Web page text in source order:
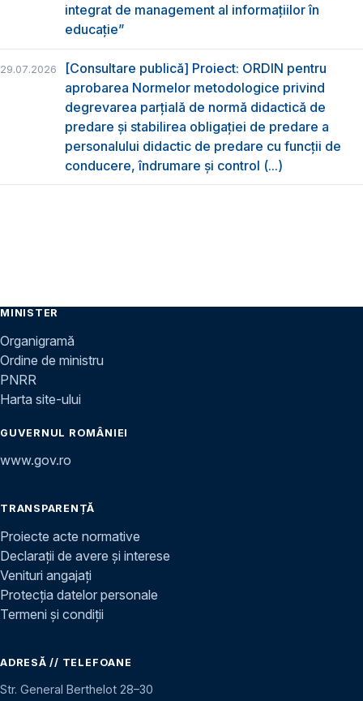
integrat de management al informațiilor în
educație”
29.07.2026
[Consultare publică] Proiect: ORDIN pentru
aprobarea Normelor metodologice privind
degrevarea parțială de normă didactică de
predare şi stabilirea obligaţiei de predare a
personalului didactic de predare cu funcții de
conducere, îndrumare și control (...)
MINISTER
Organigramă
Ordine de ministru
PNRR
Harta site-ului
GUVERNUL ROMÂNIEI
www.gov.ro
TRANSPARENȚĂ
Proiecte acte normative
Declarații de avere și interese
Venituri angajați
Protecția datelor personale
Termeni și condiții
ADRESĂ // TELEFOANE
Str. General Berthelot 28–30